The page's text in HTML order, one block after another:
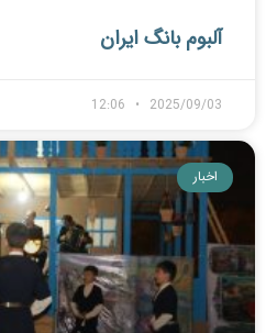
آلبوم بانگ ایران
2025/09/03
اخبار